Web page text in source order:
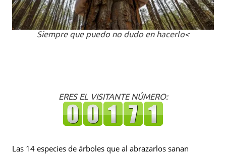
Siempre que puedo no dudo en hacerlo<
ERES EL VISITANTE NÚMERO:
Las 14 especies de árboles que al abrazarlos sanan